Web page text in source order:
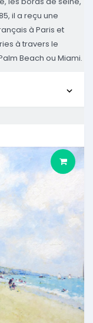
il a reçu une
à Paris et
à travers le
Beach ou Miami.